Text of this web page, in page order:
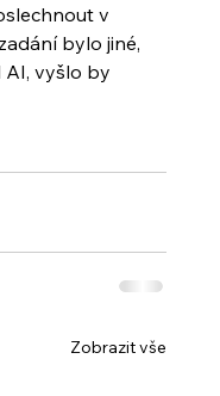
v
bylo jiné,
vyšlo by
Zobrazit vše